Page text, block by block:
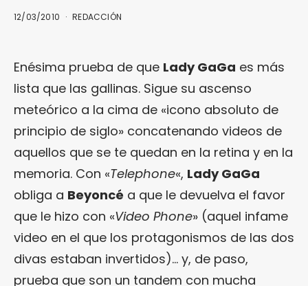
12/03/2010 REDACCIÓN
Enésima prueba de que Lady GaGa es más
lista que las gallinas. Sigue su ascenso
meteórico a la cima de «icono absoluto de
principio de siglo» concatenando videos de
aquellos que se te quedan en la retina y en la
memoria. Con «Telephone«, Lady GaGa
obliga a Beyoncé a que le devuelva el favor
que le hizo con «Video Phone» (aquel infame
video en el que los protagonismos de las dos
divas estaban invertidos)… y, de paso,
prueba que son un tandem con mucha